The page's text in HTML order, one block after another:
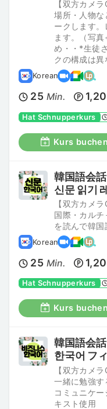
【双方カメ
場所・人物
ークします
ます。（写
め・・*生徒
クの構成は異
Korean
25 Min.
Hat Schnupperkurs
Kurs buchen
韓国語会
신문 읽기
【双方カメ
国際・カル
を読んで韓国
Korean
25 Min.
Hat Schnupperkurs
Kurs buchen
韓国語会
한국어 フ
【双方カメ
一緒に勉強
コミュニケ
キスト使用